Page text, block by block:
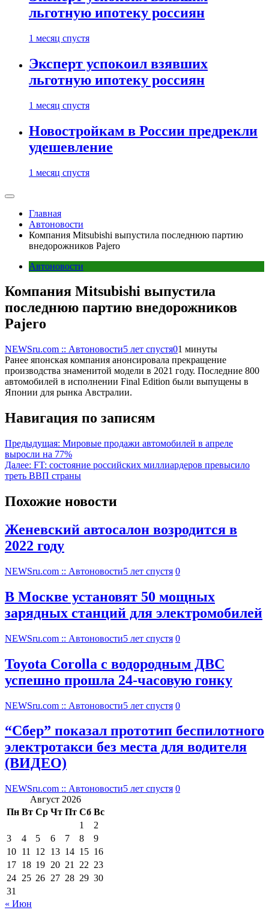
льготную ипотеку россиян
1 месяц спустя
Эксперт успокоил взявших
льготную ипотеку россиян
1 месяц спустя
Новостройкам в России предрекли
удешевление
1 месяц спустя
Главная
Автоновости
Компания Mitsubishi выпустила последнюю партию
внедорожников Pajero
Автоновости
Компания Mitsubishi выпустила
последнюю партию внедорожников
Pajero
NEWSru.com :: Автоновости5 лет спустя01 минуты
Ранее японская компания анонсировала прекращение
производства знаменитой модели в 2021 году. Последние 800
автомобилей в исполнении Final Edition были выпущены в
Японии для рынка Австралии.
Навигация по записям
Предыдущая: Мировые продажи автомобилей в апреле
выросли на 77%
Далее: FT: состояние российских миллиардеров превысило
треть ВВП страны
Похожие новости
Женевский автосалон возродится в
2022 году
NEWSru.com :: Автоновости5 лет спустя 0
В Москве установят 50 мощных
зарядных станций для электромобилей
NEWSru.com :: Автоновости5 лет спустя 0
Toyota Corolla с водородным ДВС
успешно прошла 24-часовую гонку
NEWSru.com :: Автоновости5 лет спустя 0
“Сбер” показал прототип беспилотного
электротакси без места для водителя
(ВИДЕО)
NEWSru.com :: Автоновости5 лет спустя 0
Август 2026
Пн Вт Ср Чт Пт Сб Вс
1
2
3
4 5 6 7 8
9
10 11 12 13 14 15 16
17 18 19 20 21 22 23
24 25 26 27 28 29 30
31
« Июн